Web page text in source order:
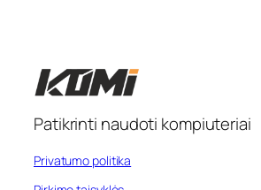
Patikrinti naudoti kompiuteriai
Privatumo politika